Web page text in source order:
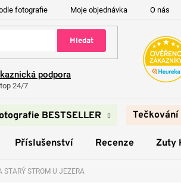
fotografie Moje objednávka O nás
Hledat
podpora
24/7
BESTSELLER Tečkování
Příslušenství Recenze Zuty
STROM U JEZERA